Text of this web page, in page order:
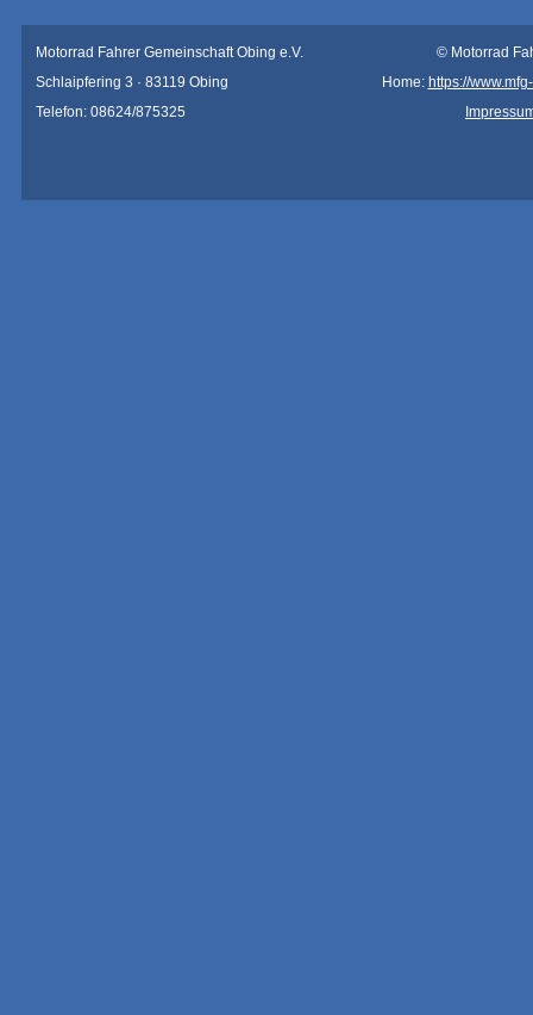
Motorrad Fahrer Gemeinschaft Obing e.V.
© Motorrad
Schlaipfering 3 · 83119 Obing
Home: https://
Telefon: 08624/875325